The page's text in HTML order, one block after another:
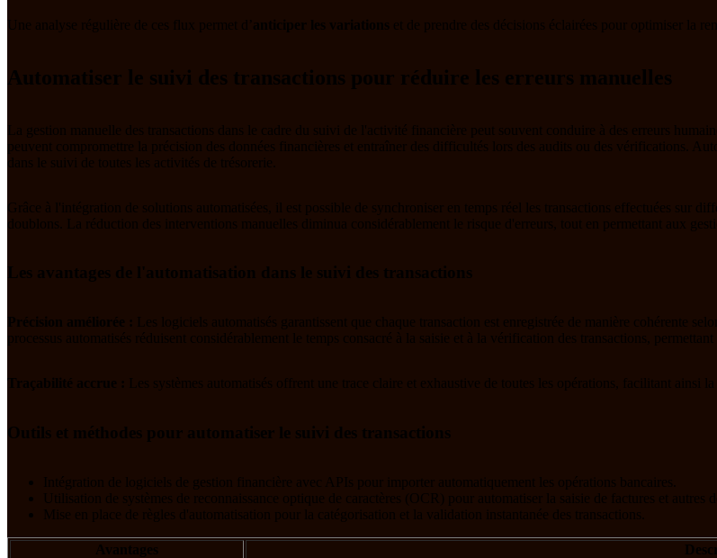
Une analyse régulière de ces flux permet d’ anticiper les variations et de prendre des décisions éclairées pour optimiser la
Automatiser le suivi des transactions pour réduire les erreurs manuelles
La gestion manuelle des transactions dans le cadre du suivi de l'activité financière peut souvent conduire à des erreurs
peuvent compromettre la précision des données financières et entraîner des difficultés lors des audits ou des vérifications.
dans le suivi de toutes les activités de trésorerie.
Grâce à l'intégration de solutions automatisées, il est possible de synchroniser en temps réel les transactions effectuées sur
doublons. La réduction des interventions manuelles diminua considérablement le risque d'erreurs, tout en permettant aux
Les avantages de l'automatisation dans le suivi des transactions
Précision améliorée : Les logiciels automatisés garantissent que chaque transaction est enregistrée de manière cohérente
processus automatisés réduisent considérablement le temps consacré à la saisie et à la vérification des transactions,
Traçabilité accrue : Les systèmes automatisés offrent une trace claire et exhaustive de toutes les opérations, facilitant ainsi
Outils et méthodes pour automatiser le suivi des transactions
Intégration de logiciels de gestion financière avec APIs pour importer automatiquement les opérations bancaires.
Utilisation de systèmes de reconnaissance optique de caractères (OCR) pour automatiser la saisie de factures et autres
Mise en place de règles d'automatisation pour la catégorisation et la validation instantanée des transactions.
Avantages